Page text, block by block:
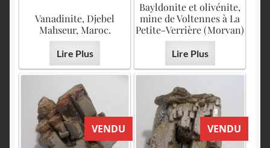
Bayldonite et olivénite,
mine de Voltennes à La
Petite-Verrière (Morvan)
Lire Plus
Vanadinite, Djebel
Mahseur, Maroc.
Lire Plus
VENDU VENDU